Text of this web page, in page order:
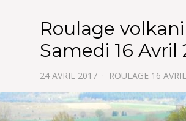
Roulage
Samedi 16 Avril
24 AVRIL 2017 ROULAGE 16